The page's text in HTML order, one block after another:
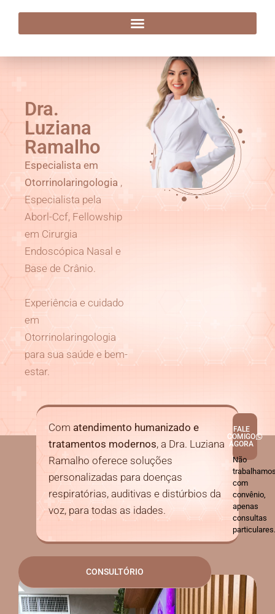
Dra. Luziana Ramalho
Dra.
Luziana
Ramalho
Especialista em
Otorrinolaringologia ,
Especialista pela
Aborl-Ccf, Fellowship
em Cirurgia
Endoscópica Nasal e
Base de Crânio.
Experiência e cuidado
em
Otorrinolaringologia
para sua saúde e bem-
estar.
Com atendimento humanizado e
tratamentos modernos, a Dra. Luziana
Ramalho oferece soluções
personalizadas para doenças
respiratórias, auditivas e distúrbios da
voz, para todas as idades.
FALE
COMIGO
AGORA
Não
com
convênio,
apenas
consultas
particulares.
CONSULTÓRIO